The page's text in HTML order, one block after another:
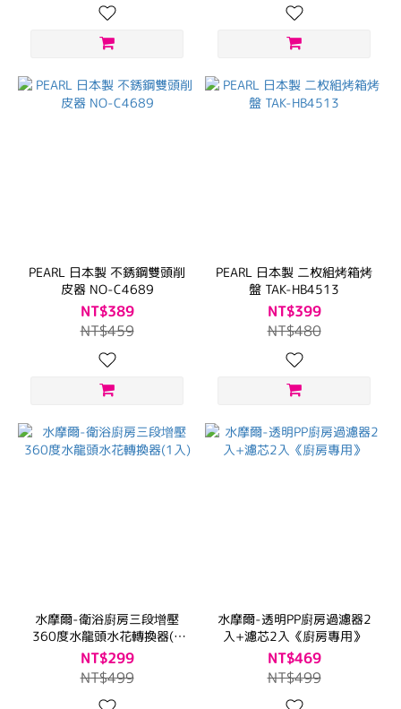
PEARL 日本製 不銹鋼雙頭削
皮器 NO-C4689
NT$389
NT$459
PEARL 日本製 二枚組烤箱烤
盤 TAK-HB4513
NT$399
NT$480
水摩爾-衛浴廚房三段增壓
360度水龍頭水花轉換器(1
入)
NT$299
NT$499
水摩爾-透明PP廚房過濾器2
入+濾芯2入《廚房專用》
NT$469
NT$499